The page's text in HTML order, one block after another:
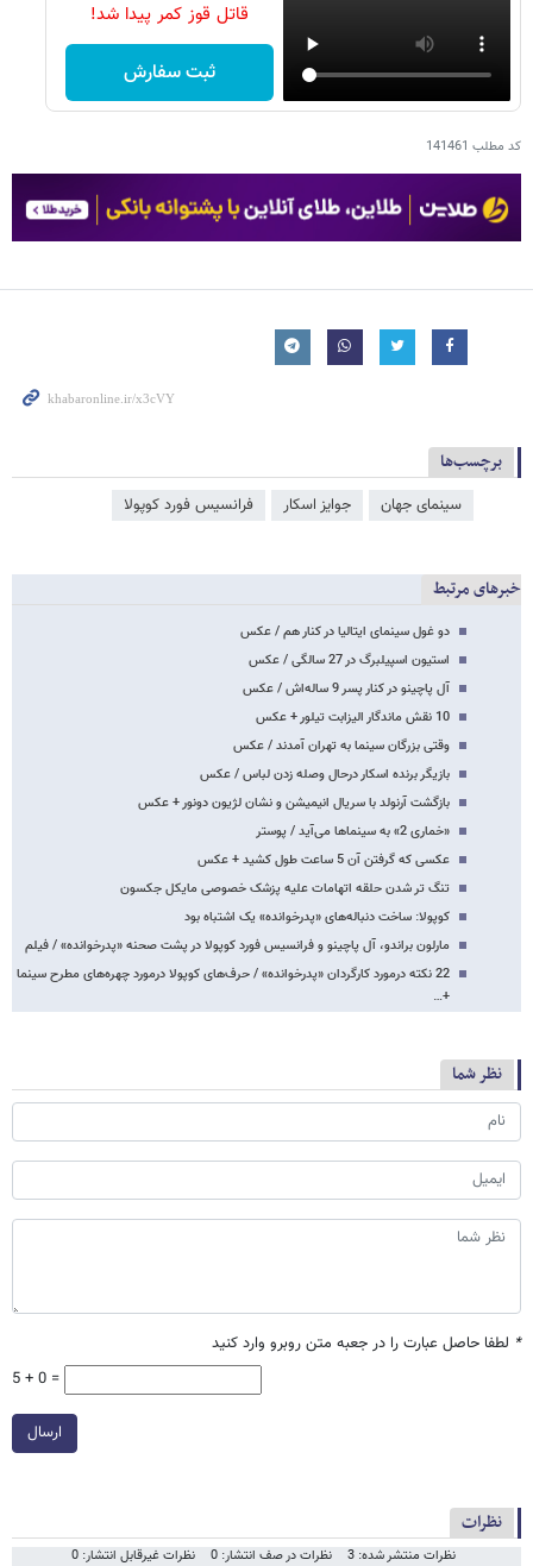
قاتل قوز کمر پیدا شد!
ثبت سفارش
کد مطلب 141461
برچسب‌ها
سینمای جهان جوایز اسکار فرانسیس فورد کوپولا
خبرهای مرتبط
دو غول سینمای ایتالیا در کنار هم / عکس
استیون اسپیلبرگ در 27 سالگی / عکس
آل پاچینو در کنار پسر 9 ساله‌اش / عکس
10 نقش ماندگار الیزابت تیلور + عکس
وقتی بزرگان سینما به تهران آمدند / عکس
بازیگر برنده اسکار درحال وصله زدن لباس / عکس
بازگشت آرنولد با سریال انیمیشن و نشان لژیون دونور + عکس
«خماری 2» به سینماها می‌آید / پوستر
عکسی که گرفتن آن 5 ساعت طول کشید + عکس
تنگ تر شدن حلقه اتهامات علیه پزشک خصوصی مایکل جکسون
کوپولا: ساخت دنباله‌های «پدرخوانده‌» یک اشتباه بود
مارلون براندو، آل پاچینو و فرانسیس فورد کوپولا در پشت صحنه «پدرخوانده» / فیلم
22 نکته درمورد کارگردان «پدرخوانده» / حرف‌های کوپولا درمورد چهره‌های مطرح سینما
+…
نظر شما
* لطفا حاصل عبارت را در جعبه متن روبرو وارد کنید
5 + 0 =
ارسال
نظرات
نظرات منتشر شده: 3 نظرات در صف انتشار: 0 نظرات غیرقابل انتشار: 0